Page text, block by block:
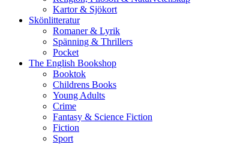
Kartor & Sjökort
Skönlitteratur
Romaner & Lyrik
Spänning & Thrillers
Pocket
The English Bookshop
Booktok
Childrens Books
Young Adults
Crime
Fantasy & Science Fiction
Fiction
Sport